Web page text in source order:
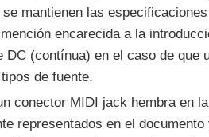
mantienen las
encarecida a la
(contínua) en el caso de que
de fuente.
conector MIDI jack hembra en
representados en el